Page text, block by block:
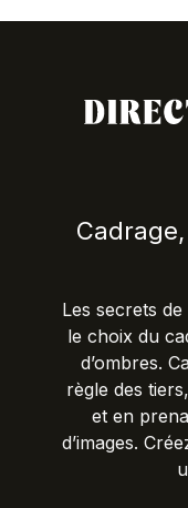
Les secrets
le choix du
d’ombres.
règle des
et en
d’images.